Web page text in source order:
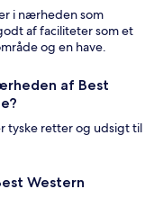
i nærheden som
af faciliteter som et
og en have.
af Best
tyske retter og udsigt til
Western